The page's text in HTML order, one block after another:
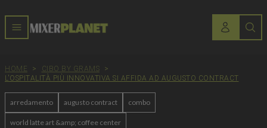
HOME > CIBO BY GRAMS
>
L'OSPITALITÀ PIÙ INNOVATIVA SI AFFIDA AD AUGUSTO CONTRACT
arredamento augusto contract combo
world latte art &amp; coffee center